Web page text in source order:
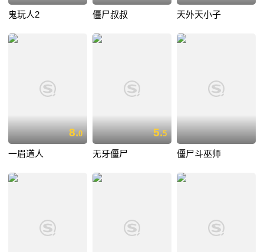
鬼玩人2 僵尸叔叔 天外天小子
8.0
一眉道人
5.5
无牙僵尸 僵尸斗巫师